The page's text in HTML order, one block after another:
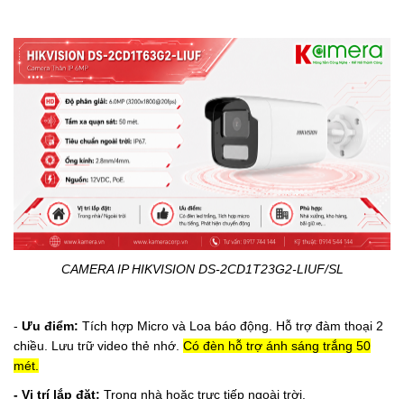
CAMERA IP HIKVISION DS-2CD1T23G2-LIUF/SL
- Ưu điểm: Tích hợp Micro và Loa báo động.
Hỗ trợ đàm thoại 2
chiều. Lưu trữ video thẻ nhớ. Có đèn hỗ trợ ánh sáng trắng 50
mét.
- Vị trí lắp đặt: Trong nhà hoặc trực tiếp ngoài trời.